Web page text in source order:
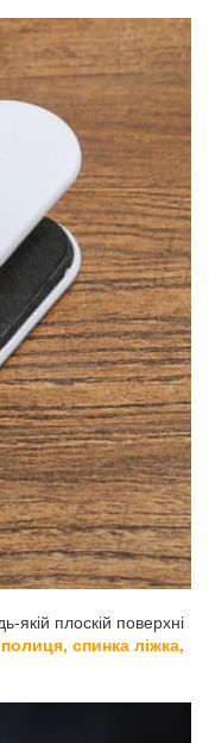
якій плоскій поверхні
спинка ліжка,